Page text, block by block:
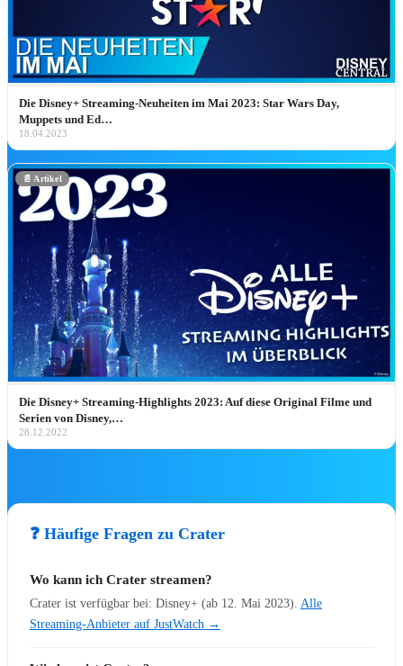
„Ich glaube, ich bin zum Teil deutsch!”
Unser „Descendants: Wicked
Wonderland” Interview mit Alexandro
Byrd, Kiara Romero & Liamani
Unser Descendants: Wicked Wonderland
mit Alexandro Byrd, Kiara Romero & Liamani
Adults: Marathon Day Zur Filmseite ➔
Disney Deals & Angebote
Zum Deal ➔
Die Disney+ Streaming-Neuheiten im Mai 2023: Star Wars Day,
Muppets und Ed…
18.04.2023
📄 Artikel
Die Disney+ Streaming-Highlights 2023: Auf diese Original Filme und
Serien von Disney,…
28.12.2022
❓ Häufige Fragen zu Crater
Wo kann ich Crater streamen?
Crater ist verfügbar bei: Disney+ (ab 12. Mai 2023). Alle
Streaming-Anbieter auf JustWatch →